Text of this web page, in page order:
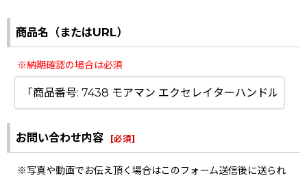
商品名（またはURL）
※納期確認の場合は必須
お問い合わせ内容 [必須]
※写真や動画でお伝え頂く場合はこのフォーム送信後に送られ